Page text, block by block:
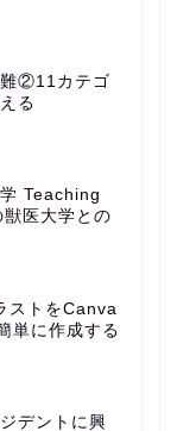
②11カテゴ
る
Teaching
医大学との
ストをCanva
単に作成する
デントに興